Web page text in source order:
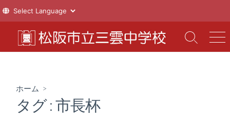
テ
検
索
メ
ニ
ホーム >
タグ :市長杯